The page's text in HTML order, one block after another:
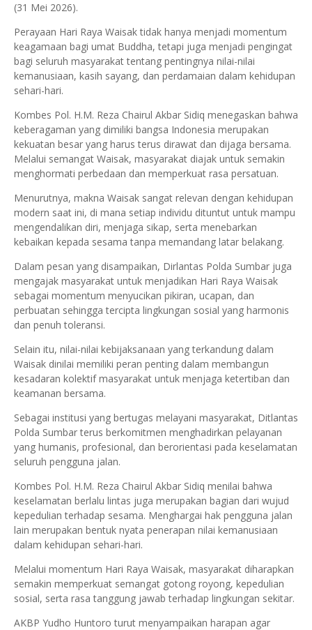
(31 Mei 2026).
Perayaan Hari Raya Waisak tidak hanya menjadi momentum
keagamaan bagi umat Buddha, tetapi juga menjadi pengingat
bagi seluruh masyarakat tentang pentingnya nilai-nilai
kemanusiaan, kasih sayang, dan perdamaian dalam kehidupan
sehari-hari.
Kombes Pol. H.M. Reza Chairul Akbar Sidiq menegaskan bahwa
keberagaman yang dimiliki bangsa Indonesia merupakan
kekuatan besar yang harus terus dirawat dan dijaga bersama.
Melalui semangat Waisak, masyarakat diajak untuk semakin
menghormati perbedaan dan memperkuat rasa persatuan.
Menurutnya, makna Waisak sangat relevan dengan kehidupan
modern saat ini, di mana setiap individu dituntut untuk mampu
mengendalikan diri, menjaga sikap, serta menebarkan
kebaikan kepada sesama tanpa memandang latar belakang.
Dalam pesan yang disampaikan, Dirlantas Polda Sumbar juga
mengajak masyarakat untuk menjadikan Hari Raya Waisak
sebagai momentum menyucikan pikiran, ucapan, dan
perbuatan sehingga tercipta lingkungan sosial yang harmonis
dan penuh toleransi.
Selain itu, nilai-nilai kebijaksanaan yang terkandung dalam
Waisak dinilai memiliki peran penting dalam membangun
kesadaran kolektif masyarakat untuk menjaga ketertiban dan
keamanan bersama.
Sebagai institusi yang bertugas melayani masyarakat, Ditlantas
Polda Sumbar terus berkomitmen menghadirkan pelayanan
yang humanis, profesional, dan berorientasi pada keselamatan
seluruh pengguna jalan.
Kombes Pol. H.M. Reza Chairul Akbar Sidiq menilai bahwa
keselamatan berlalu lintas juga merupakan bagian dari wujud
kepedulian terhadap sesama. Menghargai hak pengguna jalan
lain merupakan bentuk nyata penerapan nilai kemanusiaan
dalam kehidupan sehari-hari.
Melalui momentum Hari Raya Waisak, masyarakat diharapkan
semakin memperkuat semangat gotong royong, kepedulian
sosial, serta rasa tanggung jawab terhadap lingkungan sekitar.
AKBP Yudho Huntoro turut menyampaikan harapan agar